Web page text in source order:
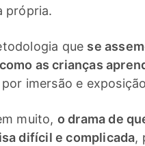
própria.
que se
as crianças
por imersão e
muito, o drama de
difícil e complicada,